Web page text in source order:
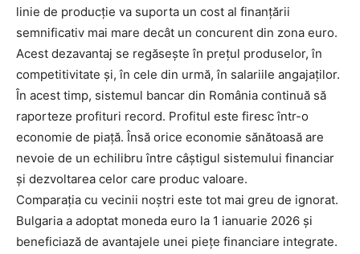
linie de producție va suporta un cost al finanțării
semnificativ mai mare decât un concurent din zona euro.
Acest dezavantaj se regăsește în prețul produselor, în
competitivitate și, în cele din urmă, în salariile angajaților.
În acest timp, sistemul bancar din România continuă să
raporteze profituri record. Profitul este firesc într-o
economie de piață. Însă orice economie sănătoasă are
nevoie de un echilibru între câștigul sistemului financiar
și dezvoltarea celor care produc valoare.
Comparația cu vecinii noștri este tot mai greu de ignorat.
Bulgaria a adoptat moneda euro la 1 ianuarie 2026 și
beneficiază de avantajele unei piețe financiare integrate.